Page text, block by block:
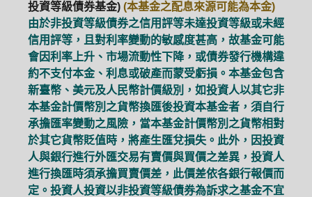
投資等級債券基金) (本基金之配息來源可能為本金)
由於非投資等級債券之信用評等未達投資等級或未經
信用評等，且對利率變動的敏感度甚高，故基金可能
會因利率上升、市場流動性下降，或債券發行機構違
約不支付本金、利息或破產而蒙受虧損。本基金包含
新臺幣、美元及人民幣計價級別，如投資人以其它非
本基金計價幣別之貨幣換匯後投資本基金者，須自行
承擔匯率變動之風險，當本基金計價幣別之貨幣相對
於其它貨幣貶值時，將產生匯兌損失。此外，因投資
人與銀行進行外匯交易有賣價與買價之差異，投資人
進行換匯時須承擔買賣價差，此價差依各銀行報價而
定。投資人投資以非投資等級債券為訴求之基金不宜